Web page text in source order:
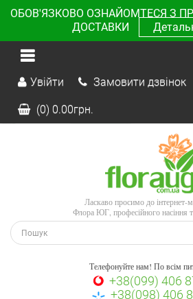
ОБОВ'ЯЗКОВО ОЗНАЙОМТЕСЯ З
ДОСТАВКИ
Увійти Замовити дзвінок
(0) 0.00грн.
Ласкаво просимо до інтернет-
Флора ЮГ, професійного насіння
Телефонуйте нам! По всім
+38(099) 406
+38(098) 406